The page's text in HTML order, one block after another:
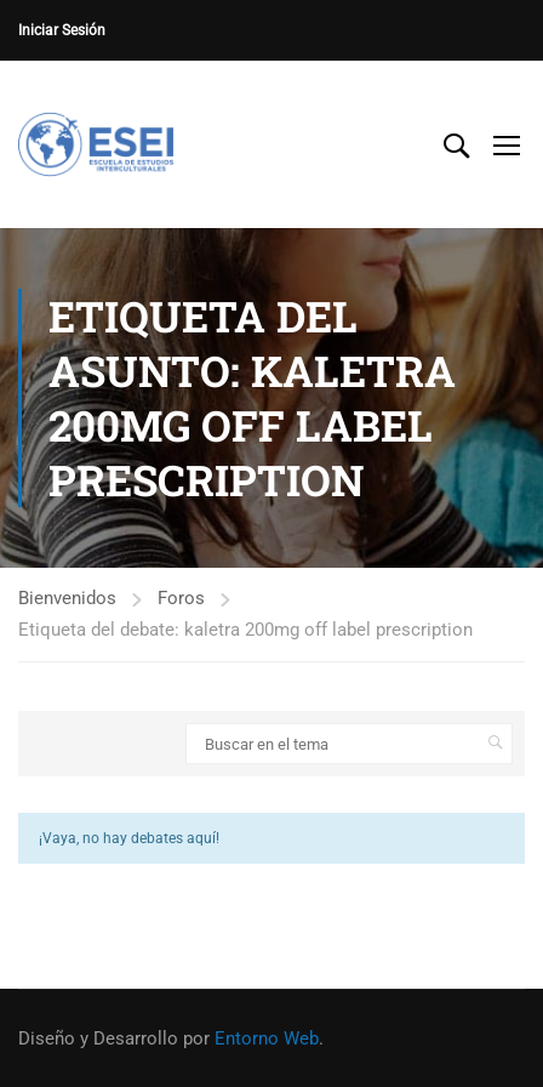
Iniciar Sesión
ETIQUETA DEL
ASUNTO: KALETRA
200MG OFF LABEL
PRESCRIPTION
Bienvenidos
Foros
Etiqueta del debate: kaletra 200mg off label prescription
¡Vaya, no hay debates aquí!
Diseño y Desarrollo por Entorno Web.